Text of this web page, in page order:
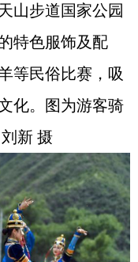
山步道国家公园
特色服饰及配
等民俗比赛，吸
化。图为游客骑
新 摄